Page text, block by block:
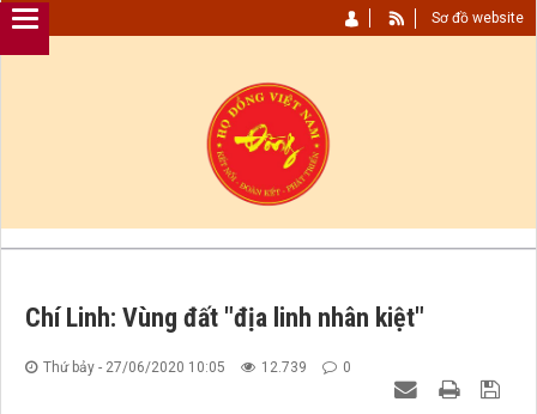
Sơ đồ website
Chí Linh: Vùng đất "địa linh nhân kiệt"
Thứ bảy - 27/06/2020 10:05 12.739 0